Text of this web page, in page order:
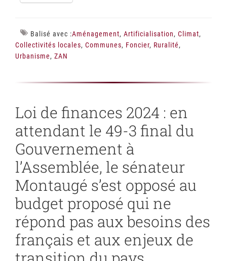
Balisé avec :Aménagement, Artificialisation, Climat,
Collectivités locales, Communes, Foncier, Ruralité,
Urbanisme, ZAN
Loi de finances 2024 : en
attendant le 49-3 final du
Gouvernement à
l’Assemblée, le sénateur
Montaugé s’est opposé au
budget proposé qui ne
répond pas aux besoins des
français et aux enjeux de